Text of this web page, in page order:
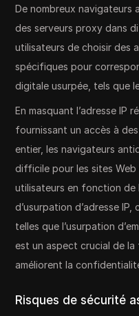
De nombreux
des serveurs proxy dans
utilisateurs de choisir des
spécifiques pour
digitale usurpée, tels que
En masquant l’adresse IP
fournissant un accès à
entier, les navigateurs
difficile pour les sites
utilisateurs en fonction de
d’usurpation d’adresse
telles que l’usurpation
est un aspect crucial de
améliorent la
Risques de sécurité